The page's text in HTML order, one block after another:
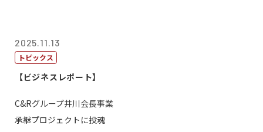
2025.11.13
トピックス
【ビジネスレポート】
C&Rグループ井川会長事業
承継プロジェクトに投魂